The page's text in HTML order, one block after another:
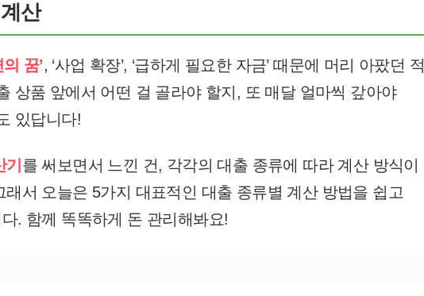
산
꿈’, ‘사업 확장’, ‘급하게 필요한 자금’ 때문에 머리 아팠던 적
상품 앞에서 어떤 걸 골라야 할지, 또 매달 얼마씩 갚아야
있답니다!
를 써보면서 느낀 건, 각각의 대출 종류에 따라 계산 방식이
서 오늘은 5가지 대표적인 대출 종류별 계산 방법을 쉽고
. 함께 똑똑하게 돈 관리해봐요!